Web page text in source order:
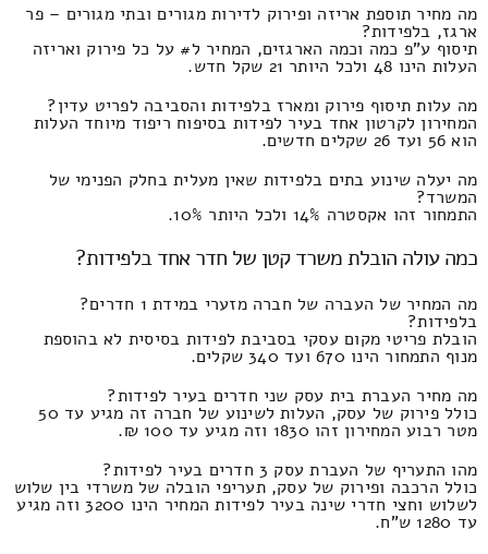
מה מחיר תוספת אריזה ופירוק לדירות מגורים ובתי מגורים – פר
ארגז, בלפידות?
תיסוף ע"פ כמה וכמה הארגזים, המחיר ל# על כל פירוק ואריזה
העלות הינו 48 ולכל היותר 21 שקל חדש.
מה עלות תיסוף פירוק ומארז בלפידות והסביבה לפריט עדין?
המחירון לקרטון אחד בעיר לפידות בסיפוח ריפוד מיוחד העלות
הוא 56 ועד 26 שקלים חדשים.
מה יעלה שינוע בתים בלפידות שאין מעלית בחלק הפנימי של
המשרד?
התמחור זהו אקסטרה 14% ולכל היותר 10%.
כמה עולה הובלת משרד קטן של חדר אחד בלפידות?
מה המחיר של העברה של חברה מזערי במידת 1 חדרים?
בלפידות?
הובלת פריטי מקום עסקי בסביבת לפידות בסיסית לא בהוספת
מנוף התמחור הינו 670 ועד 340 שקלים.
מה מחיר העברת בית עסק שני חדרים בעיר לפידות?
כולל פירוק של עסק, העלות לשינוע של חברה זה מגיע עד 50
מטר רבוע המחירון זהו 1830 וזה מגיע עד 100 ₪.
מהו התעריף של העברת עסק 3 חדרים בעיר לפידות?
כולל הרכבה ופירוק של עסק, תעריפי הובלה של משרדי בין שלוש
לשלוש וחצי חדרי שינה בעיר לפידות המחיר הינו 3200 וזה מגיע
עד 1280 ש"ח.